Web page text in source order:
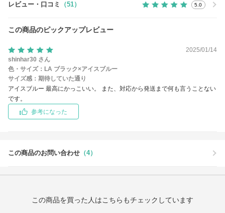
レビュー・口コミ （51） 5.0
この商品のピックアップレビュー
2025/01/14
shinhar30 さん
色・サイズ： LA ブラック×アイスブルー
サイズ感： 期待していた通り
アイスブルー 最高にかっこいい。 また、対応から発送まで何も言うことない
です。
参考になった
この商品のお問い合わせ （4）
この商品を買った人はこちらもチェックしています